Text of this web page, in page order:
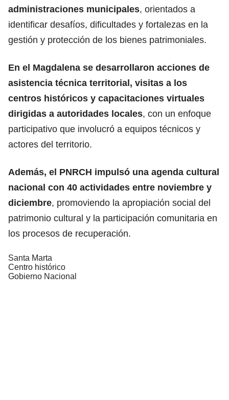
administraciones municipales, orientados a
identificar desafíos, dificultades y fortalezas en la
gestión y protección de los bienes patrimoniales.
En el Magdalena se desarrollaron acciones de
asistencia técnica territorial, visitas a los
centros históricos y capacitaciones virtuales
dirigidas a autoridades locales, con un enfoque
participativo que involucró a equipos técnicos y
actores del territorio.
Además, el PNRCH impulsó una agenda cultural
nacional con 40 actividades entre noviembre y
diciembre, promoviendo la apropiación social del
patrimonio cultural y la participación comunitaria en
los procesos de recuperación.
Santa Marta
Centro histórico
Gobierno Nacional